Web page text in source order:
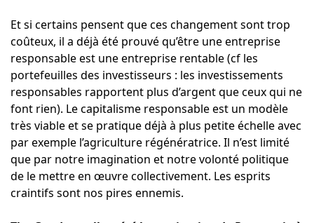
Et si certains pensent que ces changement sont trop
coûteux, il a déjà été prouvé qu’être une entreprise
responsable est une entreprise rentable (cf les
portefeuilles des investisseurs : les investissements
responsables rapportent plus d’argent que ceux qui ne
font rien). Le capitalisme responsable est un modèle
très viable et se pratique déjà à plus petite échelle avec
par exemple l’agriculture régénératrice. Il n’est limité
que par notre imagination et notre volonté politique
de le mettre en œuvre collectivement. Les esprits
craintifs sont nos pires ennemis.